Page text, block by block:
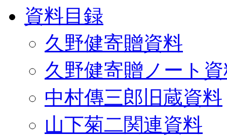
資料目録
久野健寄贈資料
久野健寄贈ノート
中村傳三郎旧蔵資料
山下菊二関連資料